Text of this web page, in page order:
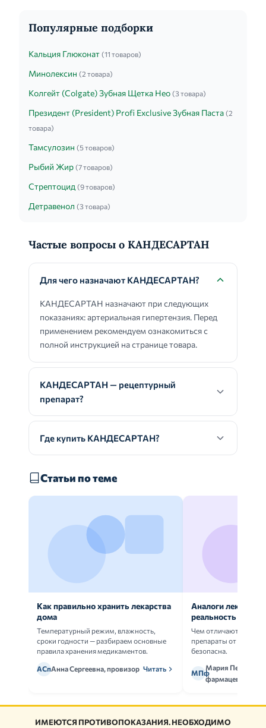
Популярные подборки
Кальция Глюконат (11 товаров)
Минолексин (2 товара)
Колгейт (Colgate) Зубная Щетка Нео (3 товара)
Президент (President) Profi Exclusive Зубная Паста (2
товара)
Тамсулозин (5 товаров)
Рыбий Жир (7 товаров)
Стрептоцид (9 товаров)
Детравенол (3 товара)
Частые вопросы о КАНДЕСАРТАН
Для чего назначают КАНДЕСАРТАН?
КАНДЕСАРТАН назначают при следующих
показаниях: артериальная гипертензия. Перед
применением рекомендуем ознакомиться с
полной инструкцией на странице товара.
КАНДЕСАРТАН — рецептурный
препарат?
Где купить КАНДЕСАРТАН?
Статьи по теме
Как правильно хранить лекарства
дома
Температурный режим, влажность,
сроки годности — разбираем основные
правила хранения медикаментов.
АСпАнна Сергеевна, провизор Читать
Аналоги
реальность
Чем отличаются
препараты от
безопасна.
МПф
Мария Петрова,
фармацевт
ИМЕЮТСЯ ПРОТИВОПОКАЗАНИЯ. НЕОБХОДИМО